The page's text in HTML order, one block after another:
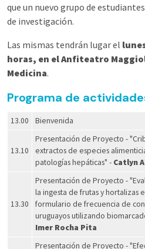
que un nuevo grupo de
de investigación.
Las mismas tendrán lugar el
horas, en el Anfiteatro
Medicina.
Programa de
13.00 Bienvenida
13.10
Presentación de Proyecto -
extractos de especies
patologías hepáticas" - Catlyn
13.30
Presentación de Proyecto -
la ingesta de frutas y hortalizas
formulario de frecuencia de
uruguayos utilizando
Imer Rocha Pita
Presentación de Proyecto -